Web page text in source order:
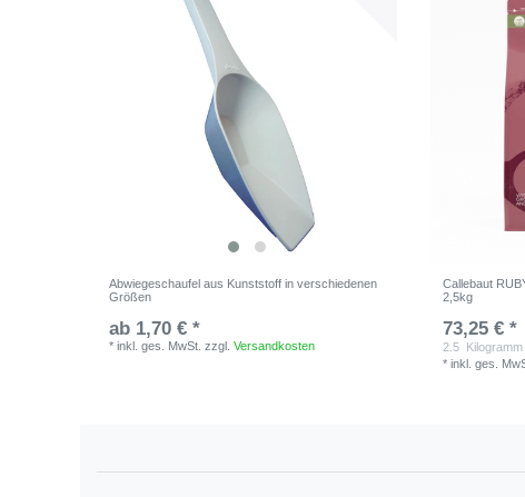
Abwiegeschaufel aus Kunststoff in verschiedenen
Größen
ab 1,70 € *
*inkl. ges. MwSt. zzgl.Versandkosten
Callebaut
2,5kg
73,25 € *
2.5 Kilogramm
*inkl. ges.